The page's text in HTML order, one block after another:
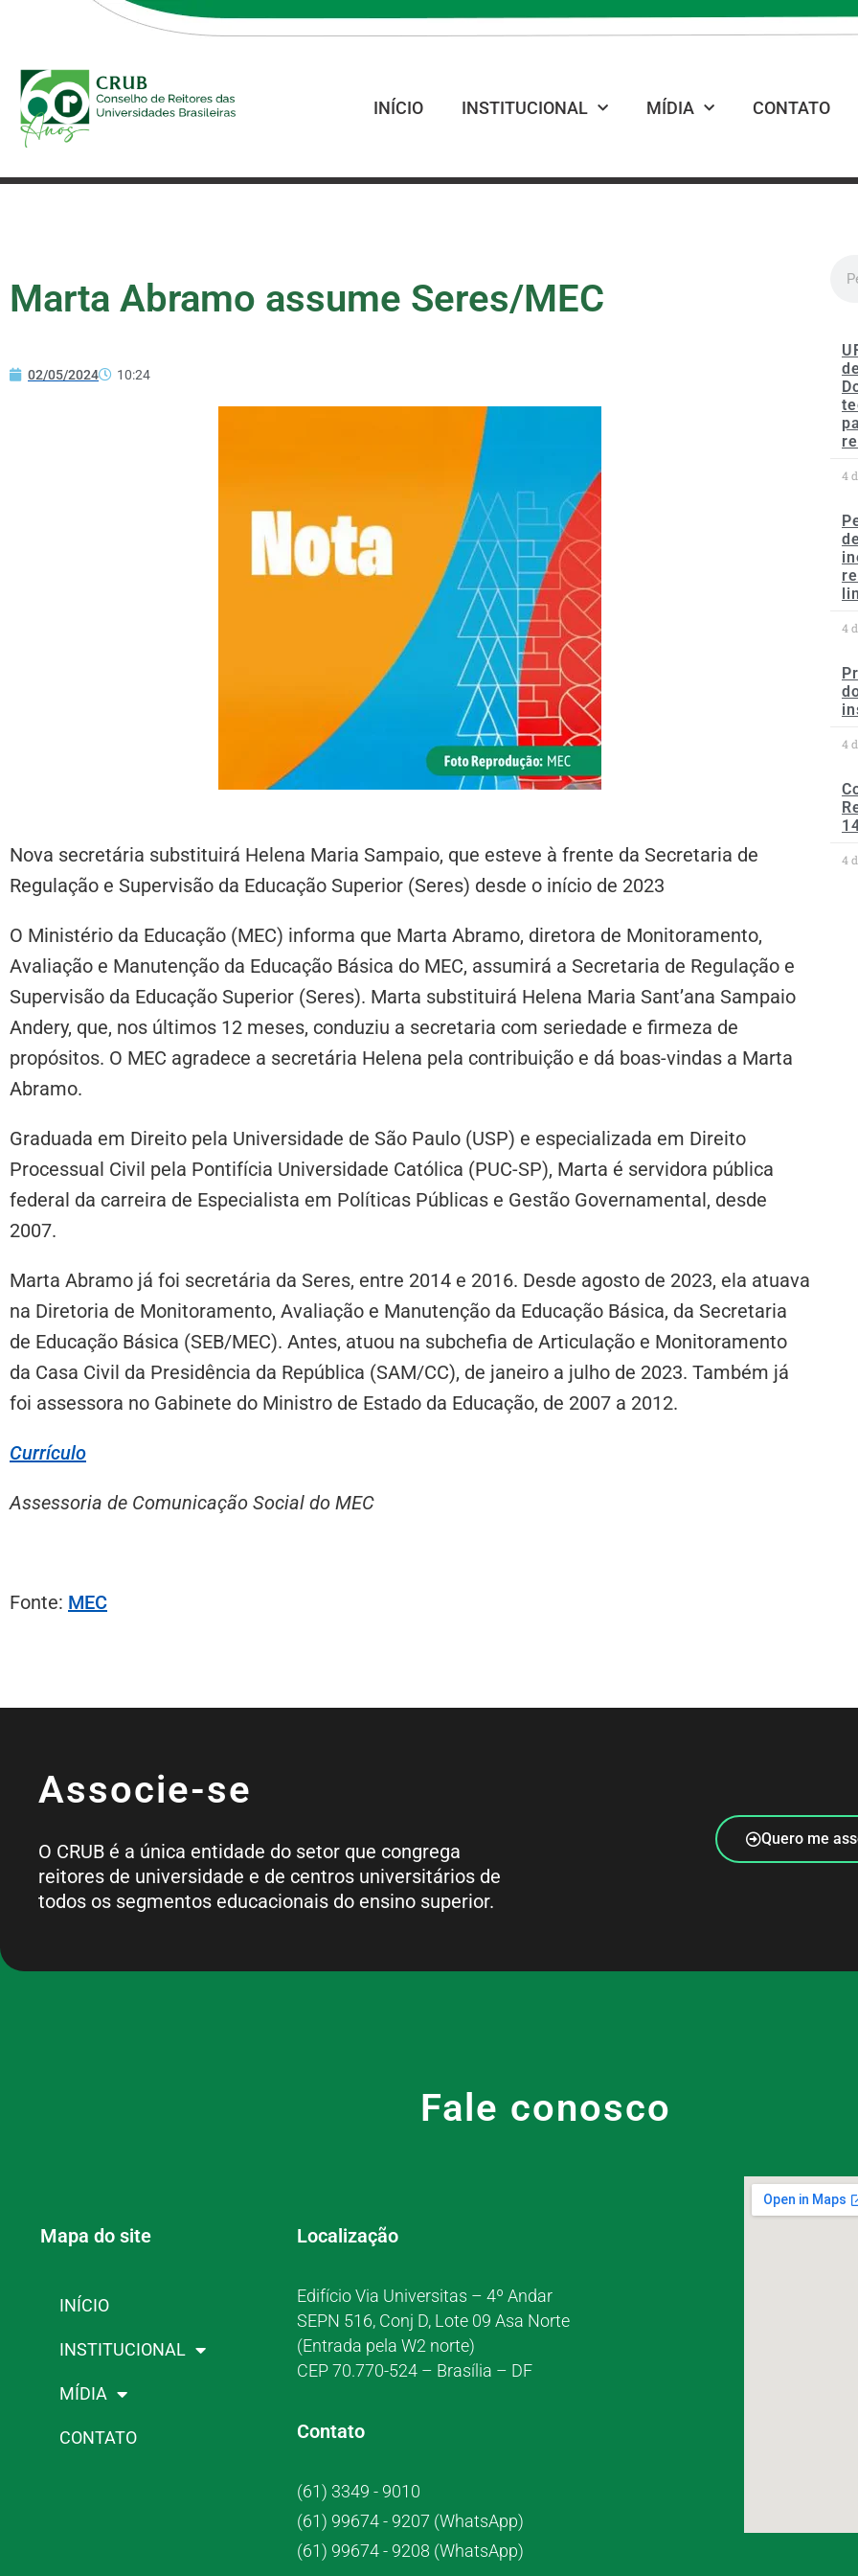
INÍCIO INSTITUCIONAL MÍDIA CONTATO
Marta Abramo assume Seres/MEC
02/05/2024 10:24
Nova secretária substituirá Helena Maria Sampaio, que esteve à frente da Secretaria de
Regulação e Supervisão da Educação Superior (Seres) desde o início de 2023
O Ministério da Educação (MEC) informa que Marta Abramo, diretora de Monitoramento,
Avaliação e Manutenção da Educação Básica do MEC, assumirá a Secretaria de Regulação e
Supervisão da Educação Superior (Seres). Marta substituirá Helena Maria Sant’ana Sampaio
Andery, que, nos últimos 12 meses, conduziu a secretaria com seriedade e firmeza de
propósitos. O MEC agradece a secretária Helena pela contribuição e dá boas-vindas a Marta
Abramo.
Graduada em Direito pela Universidade de São Paulo (USP) e especializada em Direito
Processual Civil pela Pontifícia Universidade Católica (PUC-SP), Marta é servidora pública
federal da carreira de Especialista em Políticas Públicas e Gestão Governamental, desde
2007.
Marta Abramo já foi secretária da Seres, entre 2014 e 2016. Desde agosto de 2023, ela atuava
na Diretoria de Monitoramento, Avaliação e Manutenção da Educação Básica, da Secretaria
de Educação Básica (SEB/MEC). Antes, atuou na subchefia de Articulação e Monitoramento
da Casa Civil da Presidência da República (SAM/CC), de janeiro a julho de 2023. Também já
foi assessora no Gabinete do Ministro de Estado da Educação, de 2007 a 2012.
Currículo
Assessoria de Comunicação Social do MEC
Fonte: MEC
4
4
4
4
Associe-se
O CRUB é a única entidade do setor que congrega
reitores de universidade e de centros universitários de
todos os segmentos educacionais do ensino superior.
Quero me
Fale conosco
Mapa do site
INÍCIO
INSTITUCIONAL
MÍDIA
CONTATO
Localização
Edifício Via Universitas – 4º Andar
SEPN 516, Conj D, Lote 09 Asa Norte
(Entrada pela W2 norte)
CEP 70.770-524 – Brasília – DF
Contato
(61) 3349 - 9010
(61) 99674 - 9207 (WhatsApp)
(61) 99674 - 9208 (WhatsApp)